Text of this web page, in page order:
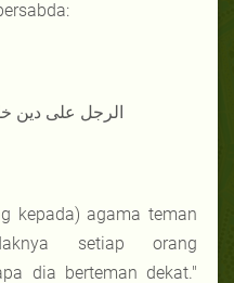
الرجل على دين
kepada) agama teman
setiap orang
dia berteman dekat."